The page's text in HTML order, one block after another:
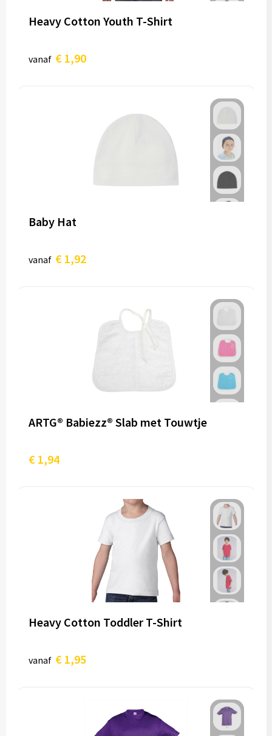
Heavy Cotton Youth T-Shirt
vanaf € 1,90
Baby Hat
vanaf € 1,92
ARTG® Babiezz® Slab met Touwtje
€ 1,94
Heavy Cotton Toddler T-Shirt
vanaf € 1,95